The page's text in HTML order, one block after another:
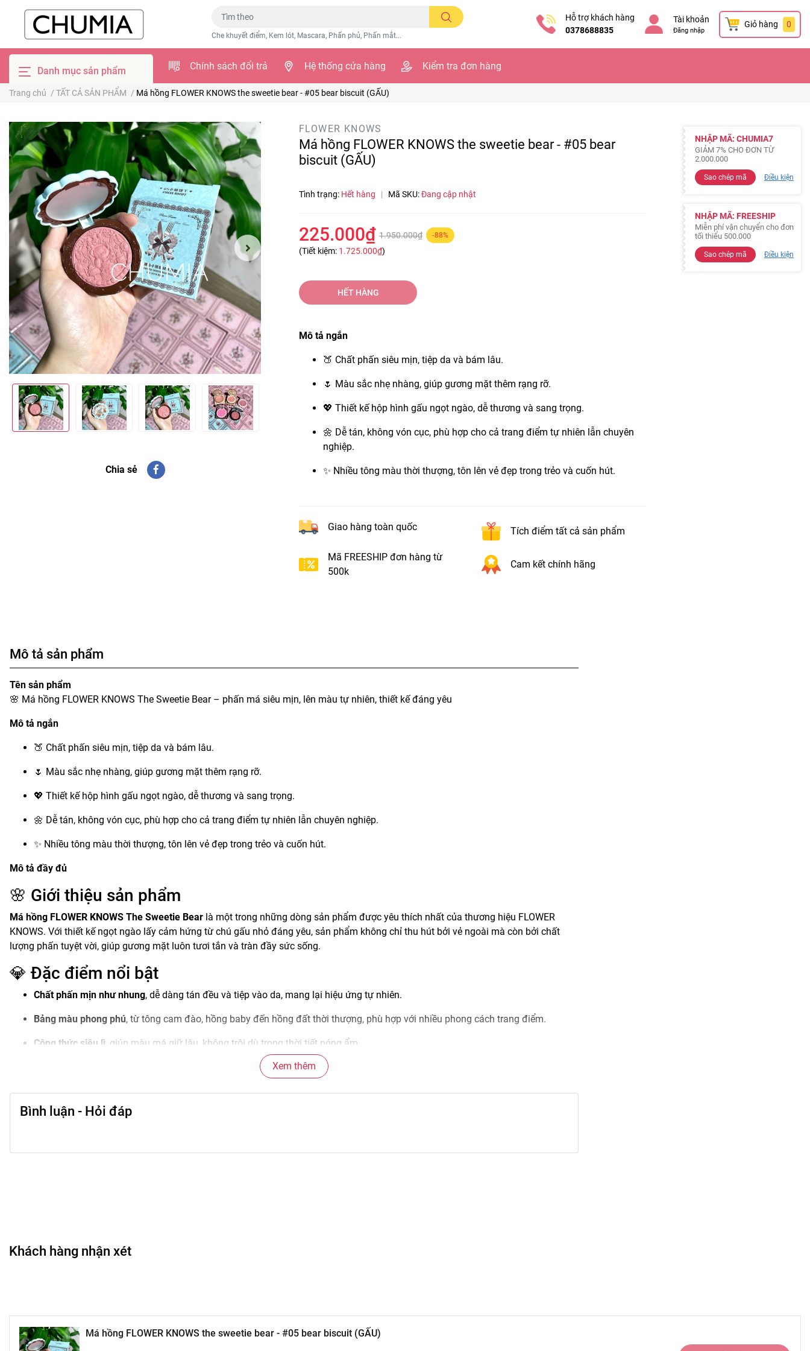
Che khuyết điểm, Kem lót, Mascara, Phấn phủ, Phấn mắt...
Hỗ trợ khách hàng
0378688835
Tài khoản
Đăng nhập
Giỏ hàng 0
Danh mục sản phẩm Chính sách đổi trả Hệ thống cửa hàng Kiểm tra đơn hàng
Trang chủ / TẤT CẢ SẢN PHẨM / Má hồng FLOWER KNOWS the sweetie bear - #05 bear biscuit (GẤU)
Chia sẻ
FLOWER KNOWS
Má hồng FLOWER KNOWS the sweetie bear - #05 bear
biscuit (GẤU)
Tình trạng: Hết hàng | Mã SKU:Đang cập nhật
225.000₫ 1.950.000₫ -88%
(Tiết kiệm: 1.725.000₫)
HẾT HÀNG
Mô tả ngắn
🍑 Chất phấn siêu mịn, tiệp da và bám lâu.
🌷 Màu sắc nhẹ nhàng, giúp gương mặt thêm rạng rỡ.
💖 Thiết kế hộp hình gấu ngọt ngào, dễ thương và sang trọng.
🌼 Dễ tán, không vón cục, phù hợp cho cả trang điểm tự nhiên lẫn chuyên
nghiệp.
✨ Nhiều tông màu thời thượng, tôn lên vẻ đẹp trong trẻo và cuốn hút.
Giao hàng toàn quốc Tích điểm tất cả sản phẩm
Mã FREESHIP đơn hàng từ
500k
Cam kết chính hãng
NHẬP MÃ: CHUMIA7
GIẢM 7% CHO ĐƠN TỪ
2.000.000
Sao chép mã Điều kiện
NHẬP MÃ: FREESHIP
Miễn phí vận chuyển cho đơn
tối thiểu 500.000
Sao chép mã Điều kiện
Mô tả sản phẩm
Tên sản phẩm
🌸 Má hồng FLOWER KNOWS The Sweetie Bear – phấn má siêu mịn, lên màu tự nhiên, thiết kế đáng yêu
Mô tả ngắn
🍑 Chất phấn siêu mịn, tiệp da và bám lâu.
🌷 Màu sắc nhẹ nhàng, giúp gương mặt thêm rạng rỡ.
💖 Thiết kế hộp hình gấu ngọt ngào, dễ thương và sang trọng.
🌼 Dễ tán, không vón cục, phù hợp cho cả trang điểm tự nhiên lẫn chuyên nghiệp.
✨ Nhiều tông màu thời thượng, tôn lên vẻ đẹp trong trẻo và cuốn hút.
Mô tả đầy đủ
🌸 Giới thiệu sản phẩm
Má hồng FLOWER KNOWS The Sweetie Bear là một trong những dòng sản phẩm được yêu thích nhất của thương hiệu FLOWER
KNOWS. Với thiết kế ngọt ngào lấy cảm hứng từ chú gấu nhỏ đáng yêu, sản phẩm không chỉ thu hút bởi vẻ ngoài mà còn bởi chất
lượng phấn tuyệt vời, giúp gương mặt luôn tươi tắn và tràn đầy sức sống.
💎 Đặc điểm nổi bật
Chất phấn mịn như nhung, dễ dàng tán đều và tiệp vào da, mang lại hiệu ứng tự nhiên.
Bảng màu phong phú, từ tông cam đào, hồng baby đến hồng đất thời thượng, phù hợp với nhiều phong cách trang điểm.
Công thức siêu lì , giúp màu má giữ lâu, không trôi dù trong thời tiết nóng ẩm.
, tinh tế trong từng chi tiết, vừa trang trí vừa tiện dụng mang theo.
Không gây bí da, phù hợp cả với làn da nhạy cảm.
🍓 Công dụng
Dùng cọ hoặc mút lấy lượng phấn vừa đủ.
Hoàn thiện bằng phấn phủ hoặc xịt khóa nền để giữ màu lâu hơn.
Xem thêm
Bình luận - Hỏi đáp
Khách hàng nhận xét
Má hồng FLOWER KNOWS the sweetie bear - #05 bear biscuit (GẤU)